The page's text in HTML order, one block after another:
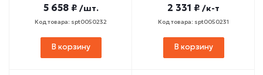
5 658 ₽ /шт.
Код товара: spt0050232
В корзину
2 331 ₽ /к-т
Код товара: spt0050231
В корзину